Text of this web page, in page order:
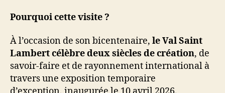
Pourquoi cette visite ?
À l’occasion de son bicentenaire, le Val Saint
Lambert célèbre deux siècles de création, de
savoir-faire et de rayonnement international à
travers une exposition temporaire